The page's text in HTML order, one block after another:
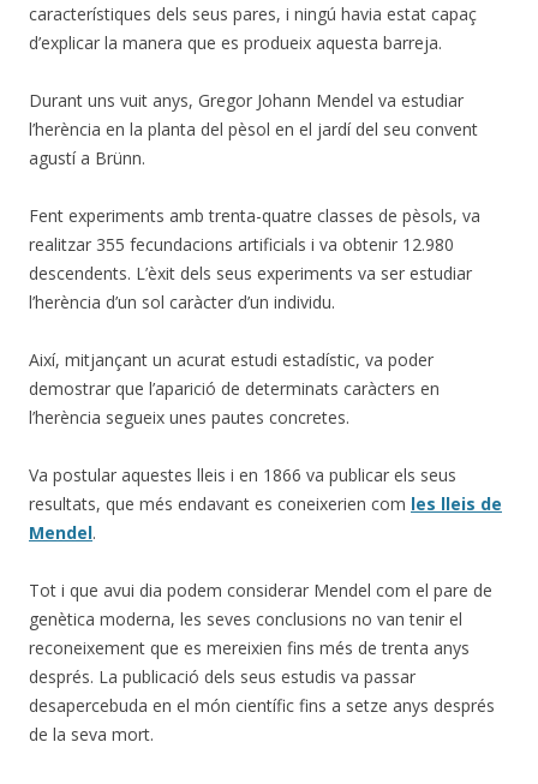
característiques dels seus pares, i ningú havia estat capaç
d’explicar la manera que es produeix aquesta barreja.
Durant uns vuit anys, Gregor Johann Mendel va estudiar
l’herència en la planta del pèsol en el jardí del seu convent
agustí a Brünn.
Fent experiments amb trenta-quatre classes de pèsols, va
realitzar 355 fecundacions artificials i va obtenir 12.980
descendents. L’èxit dels seus experiments va ser estudiar
l’herència d’un sol caràcter d’un individu.
Així, mitjançant un acurat estudi estadístic, va poder
demostrar que l’aparició de determinats caràcters en
l’herència segueix unes pautes concretes.
Va postular aquestes lleis i en 1866 va publicar els seus
resultats, que més endavant es coneixerien com les lleis de
Mendel.
Tot i que avui dia podem considerar Mendel com el pare de
genètica moderna, les seves conclusions no van tenir el
reconeixement que es mereixien fins més de trenta anys
després. La publicació dels seus estudis va passar
desapercebuda en el món científic fins a setze anys després
de la seva mort.